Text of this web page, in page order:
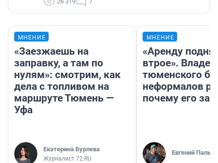
МНЕНИЕ
«Заезжаешь на
заправку, а там по
нулям»: смотрим, как
дела с топливом на
маршруте Тюмень —
Уфа
Екатерина Бурлева
Журналист 72.RU
МНЕНИЕ
«Аренду
втрое».
тюменского
неформалов
почему его
Евгений